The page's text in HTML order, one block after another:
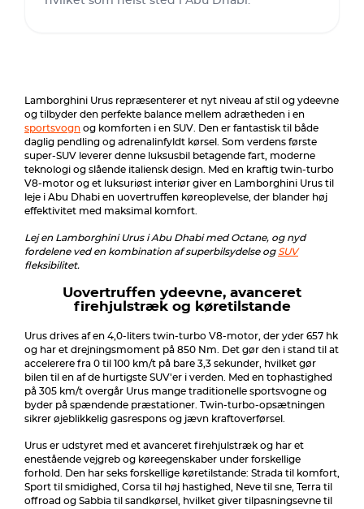
Lamborghini Urus repræsenterer et nyt niveau af stil og ydeevne
og tilbyder den perfekte balance mellem adrætheden i en
sportsvogn og komforten i en SUV. Den er fantastisk til både
daglig pendling og adrenalinfyldt kørsel. Som verdens første
super-SUV leverer denne luksusbil betagende fart, moderne
teknologi og slående italiensk design. Med en kraftig twin-turbo
V8-motor og et luksuriøst interiør giver en Lamborghini Urus til
leje i Abu Dhabi en uovertruffen køreoplevelse, der blander høj
effektivitet med maksimal komfort.
Lej en Lamborghini Urus i Abu Dhabi med Octane, og nyd
fordelene ved en kombination af superbilsydelse og SUV
fleksibilitet.
Uovertruffen ydeevne, avanceret
firehjulstræk og køretilstande
Urus drives af en 4,0-liters twin-turbo V8-motor, der yder 657 hk
og har et drejningsmoment på 850 Nm. Det gør den i stand til at
accelerere fra 0 til 100 km/t på bare 3,3 sekunder, hvilket gør
bilen til en af de hurtigste SUV'er i verden. Med en tophastighed
på 305 km/t overgår Urus mange traditionelle sportsvogne og
byder på spændende præstationer. Twin-turbo-opsætningen
sikrer øjeblikkelig gasrespons og jævn kraftoverførsel.
Urus er udstyret med et avanceret firehjulstræk og har et
enestående vejgreb og køreegenskaber under forskellige
forhold. Den har seks forskellige køretilstande: Strada til komfort,
Sport til smidighed, Corsa til høj hastighed, Neve til sne, Terra til
offroad og Sabbia til sandkørsel, hvilket giver tilpasningsevne til